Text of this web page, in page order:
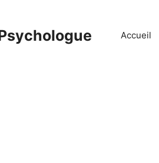
Accueil